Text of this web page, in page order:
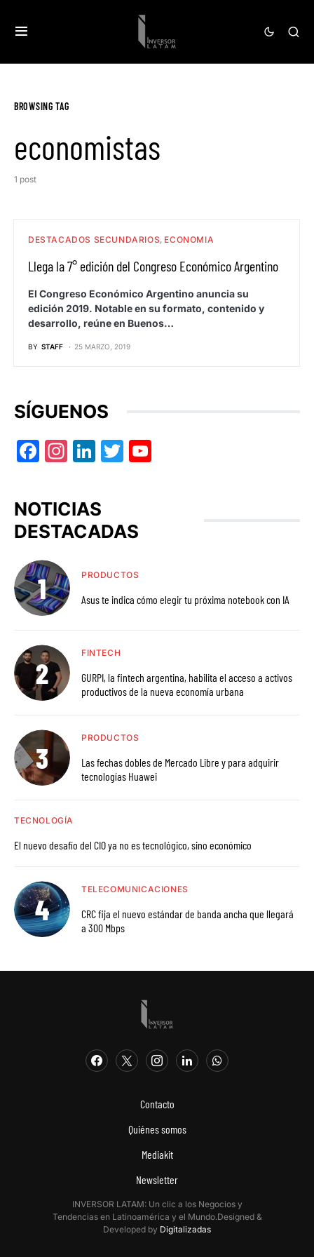
BROWSING TAG
economistas
1 post
DESTACADOS SECUNDARIOS ECONOMIA
Llega la 7° edición del Congreso Económico Argentino
El Congreso Económico Argentino anuncia su
edición 2019. Notable en su formato, contenido y
desarrollo, reúne en Buenos…
BY STAFF 25 MARZO, 2019
SÍGUENOS
Facebook
Instagram
LinkedIn
Twitter
NOTICIAS
DESTACADAS
PRODUCTOS
Asus te indica cómo elegir tu próxima notebook con IA
FINTECH
GURPI, la fintech argentina, habilita el acceso a activos
productivos de la nueva economía urbana
PRODUCTOS
Las fechas dobles de Mercado Libre y para adquirir
tecnologías Huawei
TECNOLOGÍA
El nuevo desafío del CIO ya no es tecnológico, sino económico
TELECOMUNICACIONES
CRC fija el nuevo estándar de banda ancha que llegará
a 300 Mbps
Contacto
Quiénes somos
Mediakit
Newsletter
INVERSOR LATAM: Un clic a los Negocios y
Tendencias en Latinoamérica y el Mundo.Designed &
Developed by Digitalizadas